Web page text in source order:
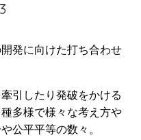
発に向けた打ち合わせ
引したり発破をかける
多様で様々な考え方や
公平平等の数々。